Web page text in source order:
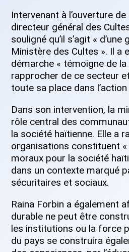
Intervenant à l’ouverture
directeur général des
souligné qu’il s’agit «
Ministère des Cultes ». Il a
démarche « témoigne de
rapprocher de ce secteur
toute sa place dans
Dans son intervention, la
rôle central des
la société haïtienne. Elle a
organisations constituent
moraux pour la société
dans un contexte marqué
sécuritaires et sociaux.
Raina Forbin a également
durable ne peut être
les institutions ou la force
du pays se construira